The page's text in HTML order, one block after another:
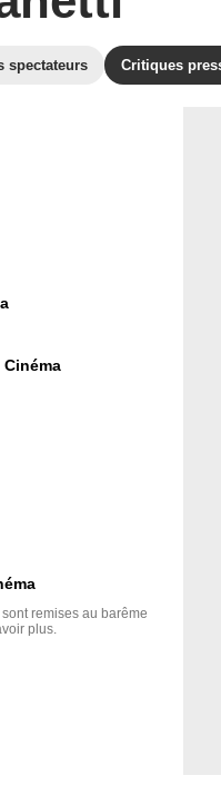
spectateurs Critiques
remises au barême
plus.